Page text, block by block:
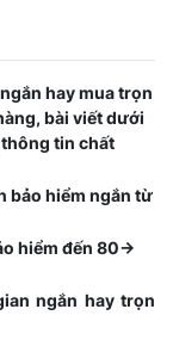
hay mua trọn
bài viết dưới
tin chất
bảo hiểm ngắn từ
hiểm đến 80->
ngắn hay trọn